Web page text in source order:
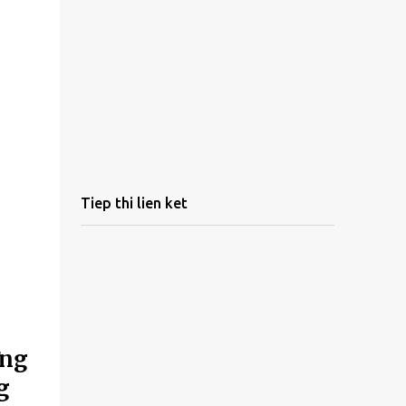
Tiep thi lien ket